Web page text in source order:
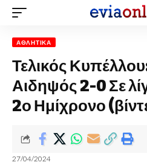
ΑΘΛΗΤΙΚΆ
Τελικός
Αιδηψός 2-0 Σε
2ο Ημίχρονο
27/04/2024